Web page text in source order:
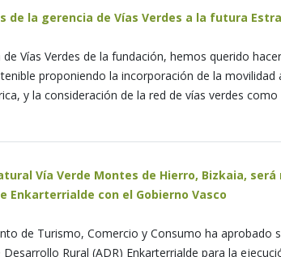
de la gerencia de Vías Verdes a la futura
de Vías Verdes de la fundación, hemos querido
proponiendo la incorporación de la
y la consideración de la red de vías verdes
Vía Verde Montes de Hierro, Bizkaia,
Enkarterrialde con el Gobierno Vasco
de Turismo, Comercio y Consumo ha aprobado
Desarrollo Rural (ADR) Enkarterrialde para la